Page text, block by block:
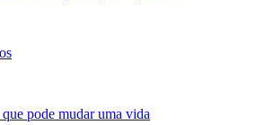
pode mudar uma vida